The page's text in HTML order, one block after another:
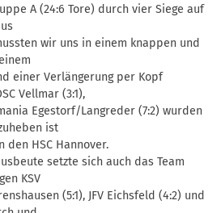
A (24:6 Tore) durch vier Siege auf
wir uns in einem knappen und
einer Verlängerung per Kopf
Vellmar (3:1),
Egestorf/Langreder (7:2) wurden
ist
den HSC Hannover.
setzte sich auch das Team
KSV
(5:1), JFV Eichsfeld (4:2) und